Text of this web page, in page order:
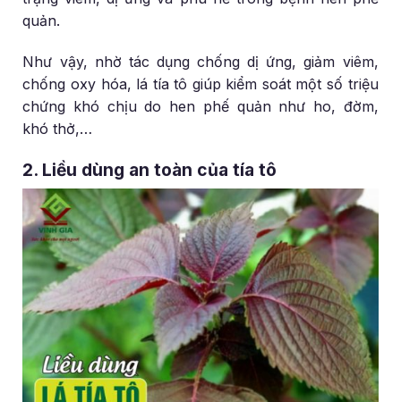
quản.
Như vậy, nhờ tác dụng chống dị ứng, giảm viêm,
chống oxy hóa, lá tía tô giúp kiểm soát một số triệu
chứng khó chịu do hen phế quản như ho, đờm,
khó thở,…
2. Liều dùng an toàn của tía tô